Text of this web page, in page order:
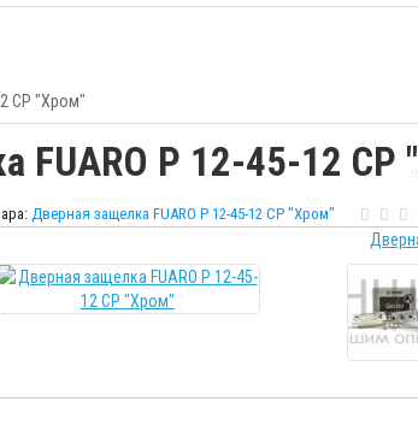
CP "Хром"
FUARO P 12-45-12 CP
Дверная защелка FUARO P 12-45-12 CP "Хром"